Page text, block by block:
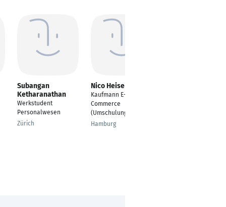
Subangan
Ketharanathan
Werkstudent
Personalwesen
Zürich
Nico Heise
Kaufmann E-
Commerce
(Umschulung)
Hamburg